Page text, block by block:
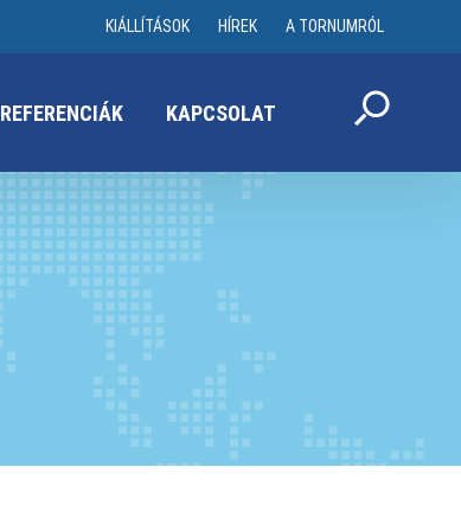
KIÁLLÍTÁSOK HÍREK A TORNUMRÓL
REFERENCIÁK KAPCSOLAT